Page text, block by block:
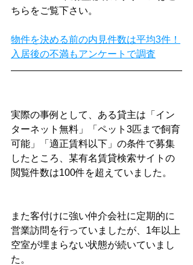
ちらをご覧下さい。
物件を決める前の内見件数は平均3件！
入居後の不満もアンケートで調査
実際の事例として、ある貸主は「イン
ターネット無料」「ペット3匹まで飼育
可能」「適正賃料以下」の条件で募集
したところ、某有名賃貸検索サイトの
閲覧件数は100件を超えていました。
また客付けに強い仲介会社に定期的に
営業訪問を行っていましたが、1年以上
空室が埋まらない状態が続いていまし
た。